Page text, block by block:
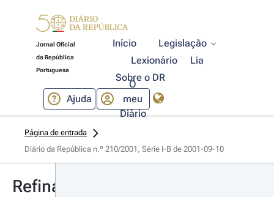
Jornal Oficial
da República
Portuguesa
Início
Legislação
Lexionário
Lia
Sobre o DR
Ajuda
O
meu
Diário
Página de entrada
Diário da República n.º 210/2001, Série I-B de 2001-09-10
Refinar